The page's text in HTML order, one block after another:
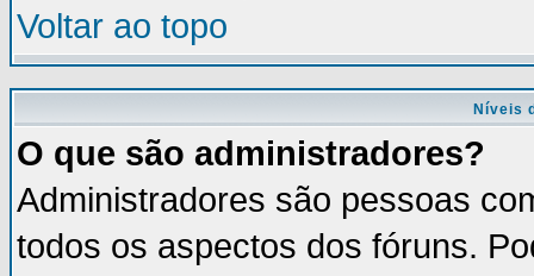
Voltar ao topo
Níveis
O que são administradores?
Administradores são pessoas
todos os aspectos dos fóruns.